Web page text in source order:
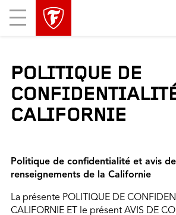
Mobile
Menu
skipped
POLITIQUE DE
CALIFORNIE
Politique de confidentialité et avis
renseignements de la Californie
La présente POLITIQUE DE
CALIFORNIE ET le présent AVIS DE